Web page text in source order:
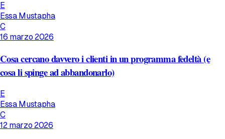
E
Essa Mustapha
C
16 marzo 2026
Cosa cercano davvero i clienti in un programma fedeltà (e
cosa li spinge ad abbandonarlo)
E
Essa Mustapha
C
12 marzo 2026